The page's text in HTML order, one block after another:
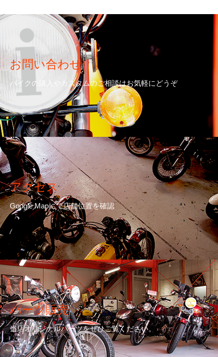
お問い合わせ
バイクの購入やカスタムのご相談はお気軽にどうぞ
アクセス
Google Mapにて店舗位置を確認
パーツ販売
当店オリジナルパーツをぜひご覧ください。